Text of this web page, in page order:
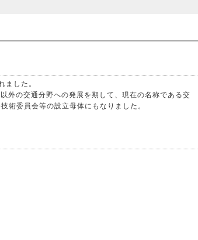
した。
外の交通分野への発展を期して、現在の名称である交
術委員会等の設立母体にもなりました。